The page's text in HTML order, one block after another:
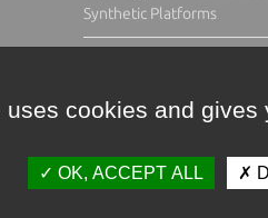
Synthetic Platforms
uses cookies and
OK, ACCEPT ALL